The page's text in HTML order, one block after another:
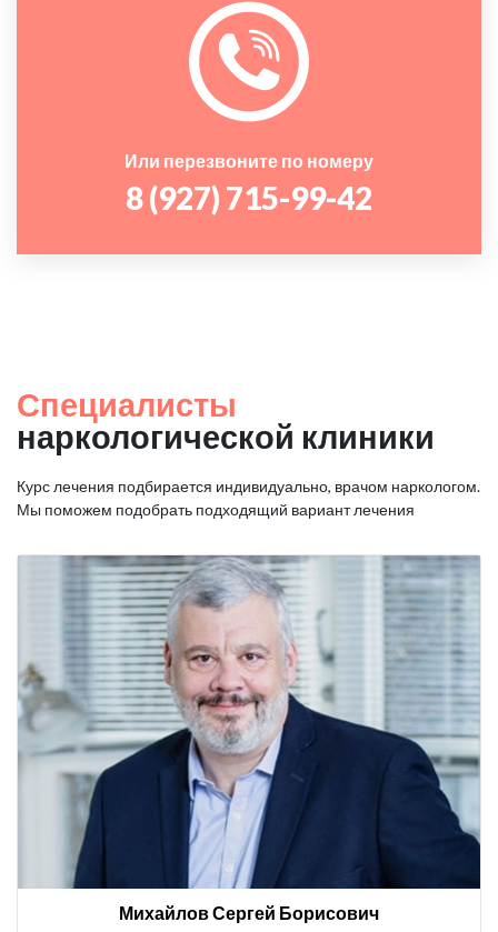
Или перезвоните по номеру
8 (927) 715-99-42
Специалисты
наркологической клиники
Курс лечения подбирается индивидуально, врачом наркологом.
Мы поможем подобрать подходящий вариант лечения
Михайлов Сергей Борисович